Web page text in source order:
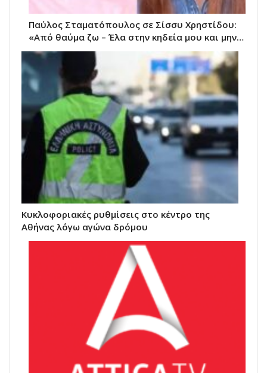
Παύλος Σταματόπουλος σε Σίσσυ Χρηστίδου:
«Από θαύμα ζω – Έλα στην κηδεία μου και μην…
Κυκλοφοριακές ρυθμίσεις στο κέντρο της
Αθήνας λόγω αγώνα δρόμου